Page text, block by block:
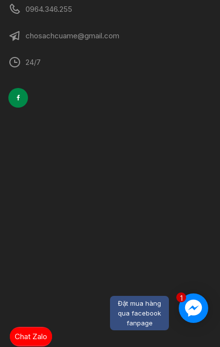
1
Đặt mua hàng
qua facebook
fanpage
0964.346.255
chosachcuame@gmail.com
24/7
Chat Zalo